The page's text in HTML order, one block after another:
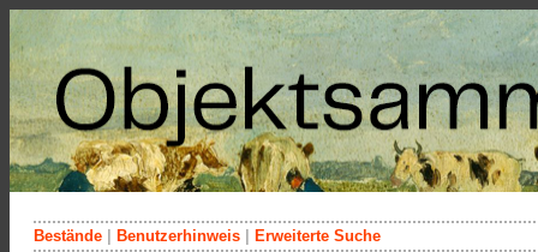
Bestände Benutzerhinweis Erweiterte Suche